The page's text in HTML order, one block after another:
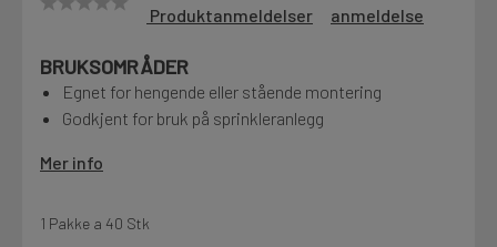
Finn butikk
Kontakt og åpningstider
Fra rådgivning til sporing av ordre
Produktanmeldelser
anmeldelse
BRUKSOMRÅDER
Egnet for hengende eller stående montering
Godkjent for bruk på sprinkleranlegg
Mer info
1 Pakke a 40 Stk